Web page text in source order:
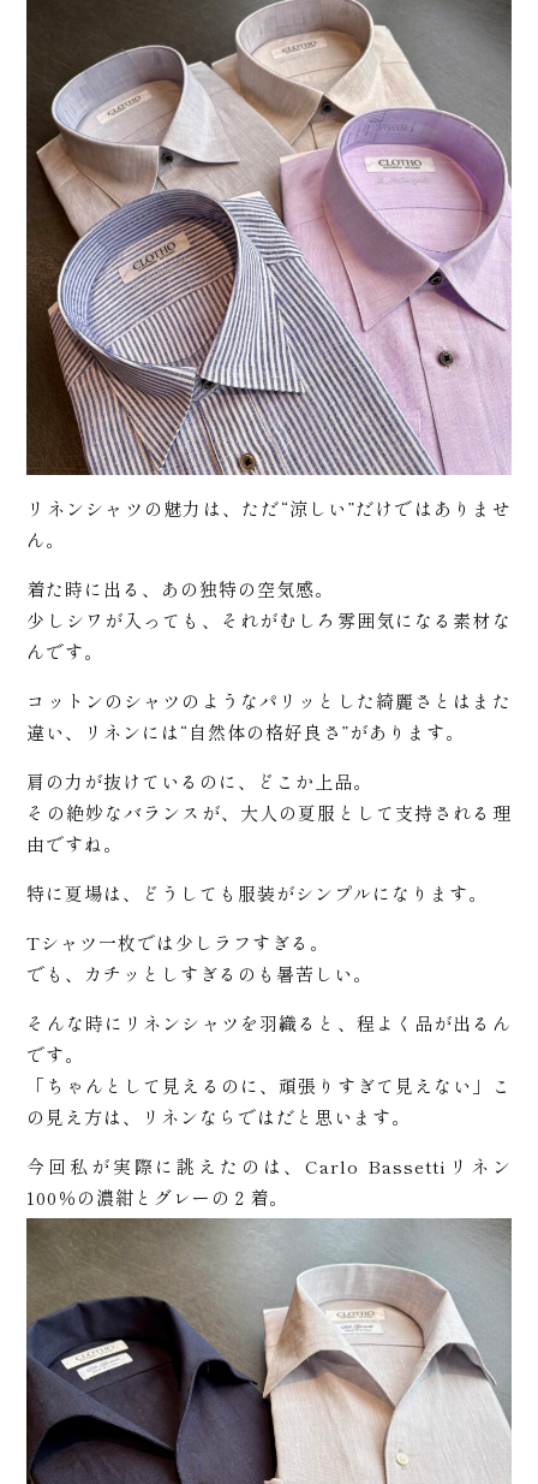
松
崎
リネンシャツの魅力は、ただ“涼しい”だけではありませ
ん。
着た時に出る、あの独特の空気感。
少しシワが入っても、それがむしろ雰囲気になる素材な
んです。
コットンのシャツのようなパリッとした綺麗さとはまた
違い、リネンには“自然体の格好良さ”があります。
肩の力が抜けているのに、どこか上品。
その絶妙なバランスが、大人の夏服として支持される理
由ですね。
特に夏場は、どうしても服装がシンプルになります。
Tシャツ一枚では少しラフすぎる。
でも、カチッとしすぎるのも暑苦しい。
そんな時にリネンシャツを羽織ると、程よく品が出るん
です。
「ちゃんとして見えるのに、頑張りすぎて見えない」こ
の見え方は、リネンならではだと思います。
今回私が実際に誂えたのは、Carlo Bassettiリネン
100％の濃紺とグレーの２着。